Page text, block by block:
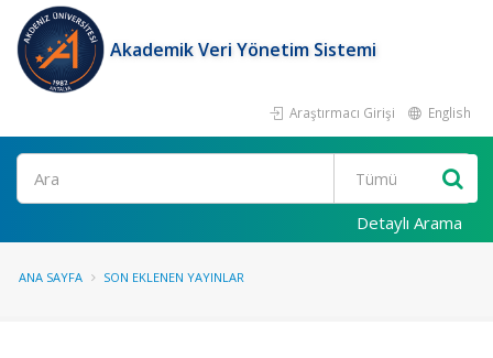
Akademik Veri Yönetim Sistemi
Araştırmacı Girişi English
Ara
Detaylı Arama
ANA SAYFA SON EKLENEN YAYINLAR